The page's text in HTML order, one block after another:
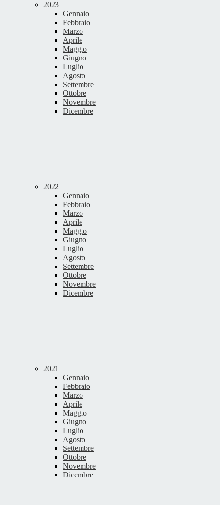
2023
Gennaio
Febbraio
Marzo
Aprile
Maggio
Giugno
Luglio
Agosto
Settembre
Ottobre
Novembre
Dicembre
2022
Gennaio
Febbraio
Marzo
Aprile
Maggio
Giugno
Luglio
Agosto
Settembre
Ottobre
Novembre
Dicembre
2021
Gennaio
Febbraio
Marzo
Aprile
Maggio
Giugno
Luglio
Agosto
Settembre
Ottobre
Novembre
Dicembre